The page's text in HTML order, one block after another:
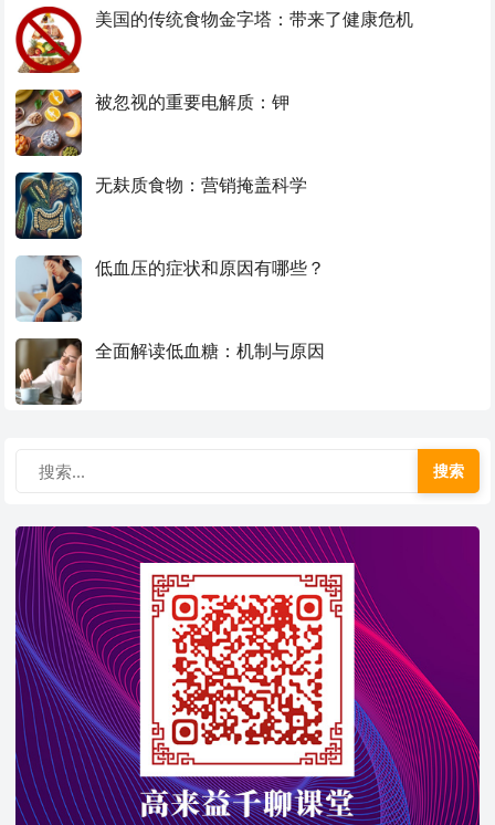
美国的传统食物金字塔：带来了健康危机
被忽视的重要电解质：钾
无麸质食物：营销掩盖科学
低血压的症状和原因有哪些？
全面解读低血糖：机制与原因
搜索